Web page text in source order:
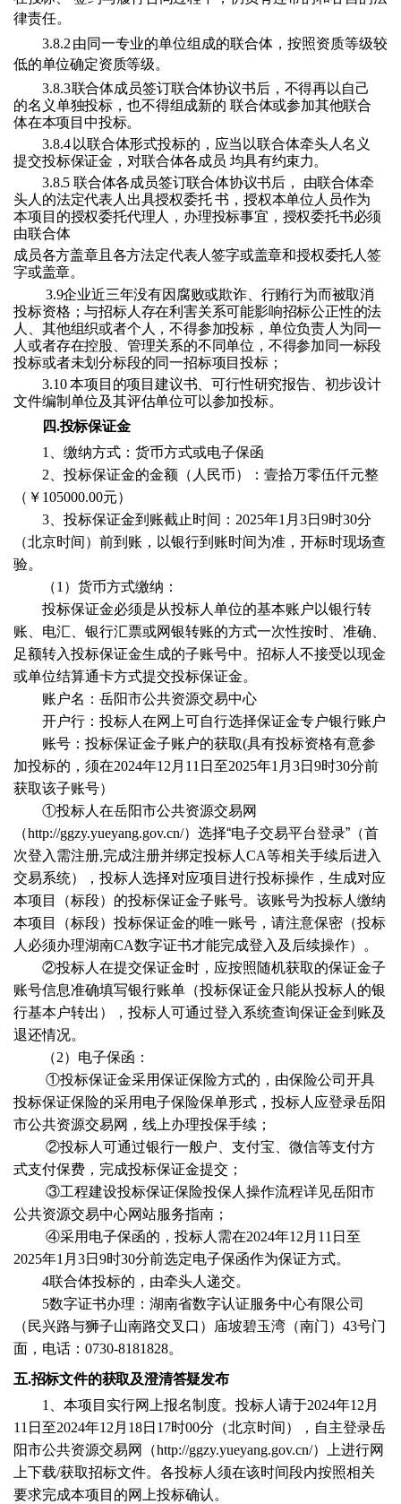
律责任。
3.8.2由同一专业的单位组成的联合体，按照资质等级较
低的单位确定资质等级。
3.8.3联合体成员签订联合体协议书后，不得再以自己
的名义单独投标，也不得组成新的 联合体或参加其他联合
体在本项目中投标。
3.8.4 以联合体形式投标的，应当以联合体牵头人名义
提交投标保证金，对联合体各成员 均具有约束力。
3.8.5 联合体各成员签订联合体协议书后， 由联合体牵
头人的法定代表人出具授权委托 书，授权本单位人员作为
本项目的授权委托代理人，办理投标事宜，授权委托书必须
由联合体
成员各方盖章且各方法定代表人签字或盖章和授权委托人签
字或盖章。
3.9企业近三年没有因腐败或欺诈、行贿行为而被取消
投标资格；与招标人存在利害关系可能影响招标公正性的法
人、其他组织或者个人，不得参加投标，单位负责人为同一
人或者存在控股、管理关系的不同单位，不得参加同一标段
投标或者未划分标段的同一招标项目投标；
3.10 本项目的项目建议书、可行性研究报告、初步设计
文件编制单位及其评估单位可以参加投标。
四.投标保证金
1
、缴纳方式：货币方式或电子保函
2 、投标保证金的金额（人民币）：壹拾万零伍仟元整
（ ￥ 105000.00元）
3 、投标保证金到账截止时间： 2025年1 月 3日 9时30分
（北京时间）前到账，以银行到账时间为准，开标时现场查
验。
（1 ）货币方式缴纳：
投标保证金必须是从投标人单位的基本账户以银行转
账、电汇、银行汇票或网银转账的方式一次性按时、准确、
足额转入投标保证金生成的子账号中。招标人不接受以现金
或单位结算通卡方式提交投标保证金。
账户名：岳阳市公共资源交易中心
开户行：投标人在网上可自行选择保证金专户银行账户
账号：投标保证金子账户的获取(具有投标资格有意参
加投标的，须在2024年12 月 11 日至2025年1 月 3日 9时30分前
获取该子账号）
①投标人在岳阳市公共资源交易网
（http://ggzy.yueyang.gov.cn/）选择“电子交易平台登录”（首
次登入需注册,完成注册并绑定投标人 CA等相关手续后进入
交易系统），投标人选择对应项目进行投标操作，生成对应
本项目（标段）的投标保证金子账号。该账号为投标人缴纳
本项目（标段）投标保证金的唯一账号，请注意保密（投标
人必须办理湖南CA数字证书才能完成登入及后续操作）。
②投标人在提交保证金时，应按照随机获取的保证金子
账号信息准确填写银行账单（投标保证金只能从投标人的银
行基本户转出），投标人可通过登入系统查询保证金到账及
退还情况。
（2）电子保函：
①投标保证金采用保证保险方式的，由保险公司开具
投标保证保险的采用电子保险保单形式，投标人应登录岳阳
市公共资源交易网，线上办理投保手续；
②投标人可通过银行一般户、支付宝、微信等支付方
式支付保费，完成投标保证金提交；
③工程建设投标保证保险投保人操作流程详见岳阳市
公共资源交易中心网站服务指南；
④采用电子保函的，投标人需在2024年12 月 11 日至
2025年1 月 3日 9时30分前选定电子保函作为保证方式。
4联合体投标的，由牵头人递交。
5数字证书办理：湖南省数字认证服务中心有限公司
（民兴路与狮子山南路交叉口）庙坡碧玉湾（南门） 43号门
面，电话： 0730-8181828。
五.招标文件的获取及澄清答疑发布
1
、本项目实行网上报名制度。投标人请于2024年12 月
11 日至2024年12 月 18日 17时00分（北京时间），自主登录岳
阳市公共资源交易网（http://ggzy.yueyang.gov.cn/）上进行网
上下载/获取招标文件。各投标人须在该时间段内按照相关
要求完成本项目的网上投标确认。